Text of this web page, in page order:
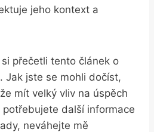
jeho kontext a​
⁤přečetli tento⁣ článek o
Jak jste se mohli dočíst,
mít velký vliv na ‍úspěch
další informace
neváhejte mě